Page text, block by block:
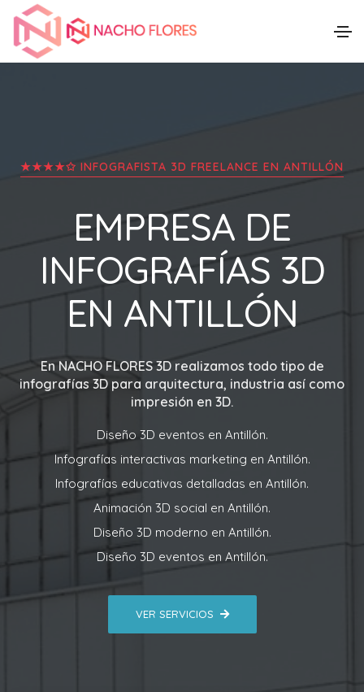
★★★★✩ INFOGRAFISTA 3D FREELANCE EN ANTILLÓN
EMPRESA DE
INFOGRAFÍAS 3D
EN ANTILLÓN
En NACHO FLORES 3Drealizamos todo tipo de
infografías 3D para arquitectura, industria así como
impresión en 3D.
Diseño 3D eventos en Antillón.
Infografías interactivas marketing en Antillón.
Infografías educativas detalladas en Antillón.
Animación 3D social en Antillón.
Diseño 3D moderno en Antillón.
Diseño 3D eventos en Antillón.
VER SERVICIOS